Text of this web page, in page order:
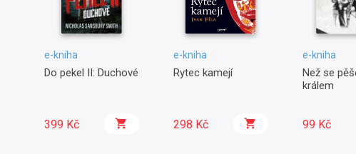
e-kniha
Do pekel II: Duchové
399 Kč
e-kniha
Rytec kamejí
298 Kč
e-kniha
Než se
králem
99 Kč